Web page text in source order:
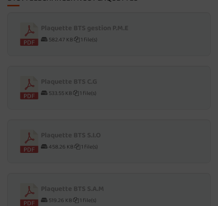
582.47 KB 1 file(s)
533.55 KB 1 file(s)
458.26 KB 1 file(s)
519.26 KB 1 file(s)